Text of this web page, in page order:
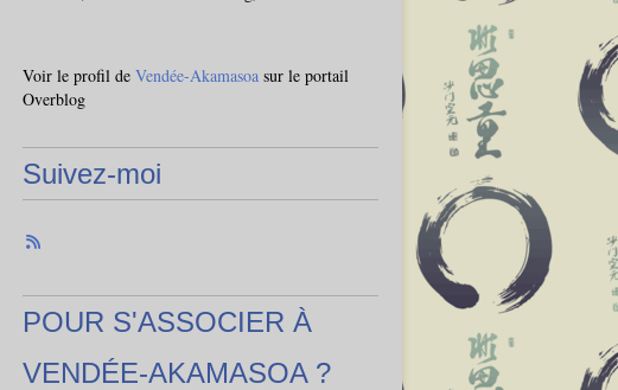
Voir le profil de Vendée-Akamasoa sur le portail
Overblog
Suivez-moi
POUR S'ASSOCIER À
VENDÉE-AKAMASOA ?